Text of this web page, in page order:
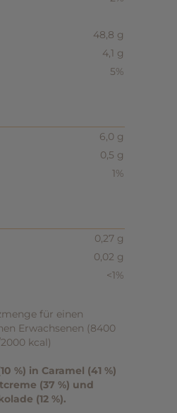
48,8 g
4,1 g
5%
6,0 g
0,5 g
1%
0,27 g
0,02 g
<1%
für einen
Erwachsenen (8400
kcal)
%) in Caramel (41 %)
(37 %) und
(12 %).